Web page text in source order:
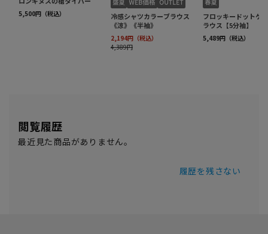
閲覧履歴
最近見た商品がありません。
履歴を残さない